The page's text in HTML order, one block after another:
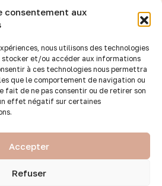
consentement aux
nous utilisons des technologies
stocker et/ou accéder aux informations
à ces technologies nous permettra
que le comportement de navigation ou
fait de ne pas consentir ou de retirer son
effet négatif sur certaines
Accepter
Refuser
un compte
points de vente
revendeur
Accès B to B